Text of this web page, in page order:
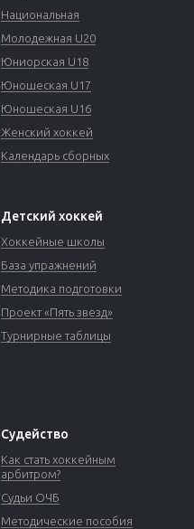
Национальная
Молодежная U20
Юниорская U18
Юношеская U17
Юношеская U16
Женский хоккей
Календарь сборных
Детский хоккей
Хоккейные школы
База упражнений
Методика подготовки
Проект «Пять звезд»
Турнирные таблицы
Судейство
Как стать хоккейным
арбитром?
Судьи ОЧБ
Методические пособия